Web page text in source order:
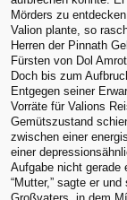
Mörders zu
Valion plante, so
Herren der Pinnath
Fürsten von Dol
Doch bis zum
Entgegen seiner
Vorräte für Valions
Gemütszustand
zwischen einer
einer
Aufgabe nicht gerade
“Mutter,” sagte er